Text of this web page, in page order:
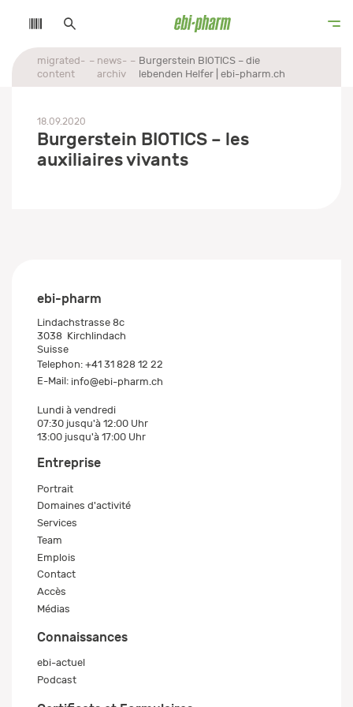
migrated-
content
news-
archiv
Burgerstein BIOTICS – die
lebenden Helfer | ebi-pharm.ch
18.09.2020
Burgerstein BIOTICS – les
auxiliaires vivants
ebi-pharm
Lindachstrasse 8c
3038 Kirchlindach
Suisse
Telephon: +41 31 828 12 22
E-Mail: info@ebi-pharm.ch
Lundi à vendredi
07:30 jusqu'à 12:00 Uhr
13:00 jusqu'à 17:00 Uhr
Entreprise
Portrait
Domaines d'activité
Services
Team
Emplois
Contact
Accès
Médias
Connaissances
ebi-actuel
Podcast